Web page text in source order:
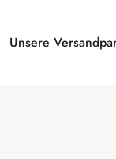
Unsere